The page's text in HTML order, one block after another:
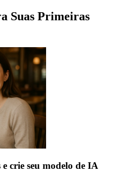
Suas Primeiras
e crie seu modelo de IA